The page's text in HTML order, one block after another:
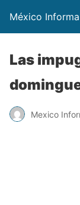
México Informa
Las
Mexico